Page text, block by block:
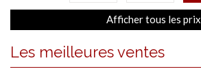
Afficher tous les prix
Les meilleures ventes